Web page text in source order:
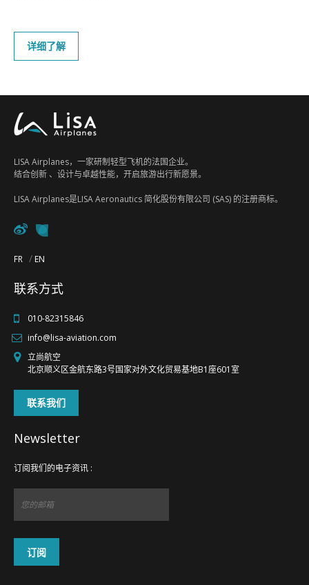
详细了解
LISA Airplanes，一家研制轻型飞机的法国企业。
结合创新 、设计与卓越性能，开启旅游出行新愿景。
LISA Airplanes是LISA Aeronautics 简化股份有限公司 (SAS) 的注册商标。
FR EN
联系方式
010-82315846
info@lisa-aviation.com
立尚航空
北京顺义区金航东路3号国家对外文化贸易基地B1座601室
联系我们
Newsletter
订阅我们的电子资讯 :